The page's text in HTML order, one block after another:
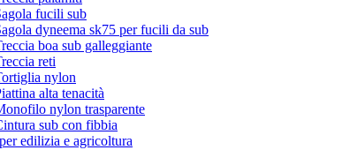
fucili sub
dyneema sk75 per fucili da sub
boa sub galleggiante
reti
nylon
alta tenacità
nylon trasparente
sub con fibbia
edilizia e agricoltura